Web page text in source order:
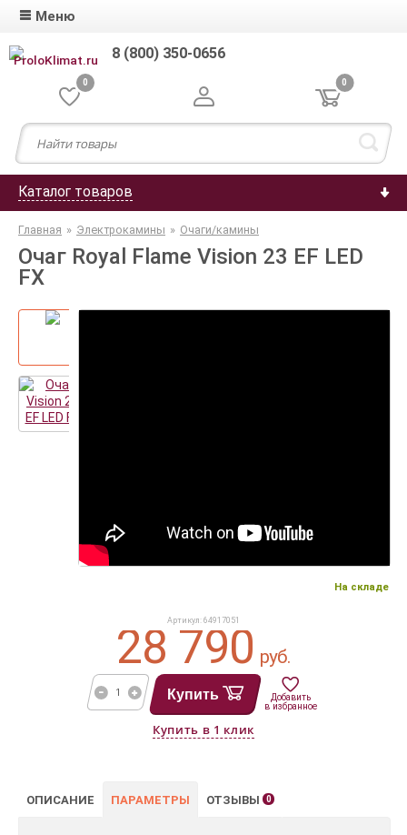
Меню
8 (800) 350-0656
0 0
Каталог товаров
Главная » Электрокамины » Очаги/камины
Очаг Royal Flame Vision 23 EF LED
FX
На складе
Артикул: 64917051
28 790руб.
Купить
Добавить
в избранное
ОПИСАНИЕ ПАРАМЕТРЫ ОТЗЫВЫ 0